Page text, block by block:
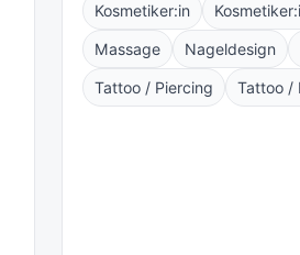
Kosmetiker:in
Massage Nageldesign
Tattoo / Piercing Tattoo /